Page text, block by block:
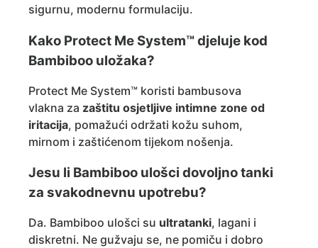
sigurnu, modernu formulaciju.
Kako Protect Me System™ djeluje kod
Bambiboo uložaka?
Protect Me System™ koristi bambusova
vlakna za zaštitu osjetljive intimne zone od
iritacija, pomažući održati kožu suhom,
mirnom i zaštićenom tijekom nošenja.
Jesu li Bambiboo ulošci dovoljno tanki
za svakodnevnu upotrebu?
Da. Bambiboo ulošci su ultratanki, lagani i
diskretni. Ne gužvaju se, ne pomiču i dobro